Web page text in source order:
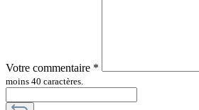
Votre commentaire *
moins 40 caractères.